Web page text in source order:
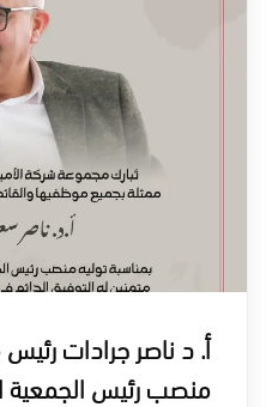
أ. د ناصر جرادات
منصب رئيس الجمعية